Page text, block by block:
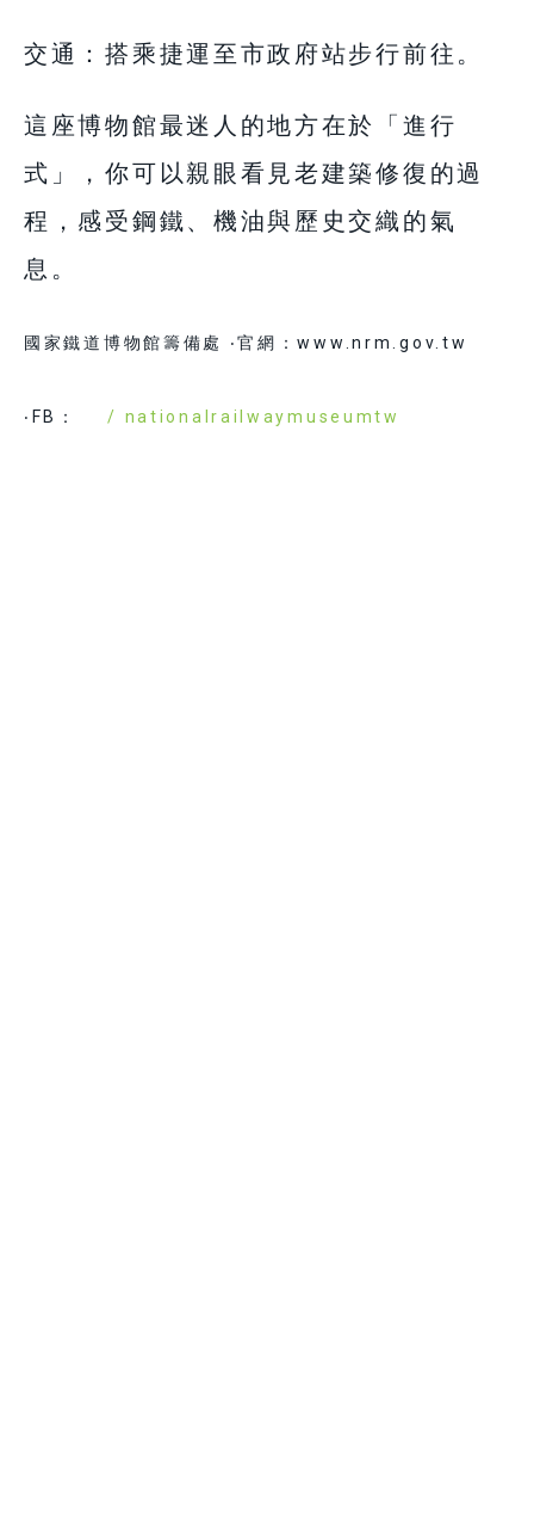
交通：搭乘捷運至市政府站步行前往。
這座博物館最迷人的地方在於「進行
式」，你可以親眼看見老建築修復的過
程，感受鋼鐵、機油與歷史交織的氣
息。
國家鐵道博物館籌備處 ‧官網：www.nrm.gov.tw
‧FB： / nationalrailwaymuseumtw